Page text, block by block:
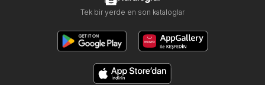
Tek bir yerde en son kataloglar